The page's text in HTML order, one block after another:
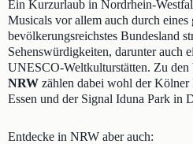
Ein Kurzurlaub in Nordrhein-
Musicals vor allem auch durch
bevölkerungsreichstes Bundesland
Sehenswürdigkeiten, darunter auch
UNESCO-Weltkulturstätten. Zu den
NRW zählen dabei wohl der
Essen und der Signal Iduna Park in
Entdecke in NRW aber auch: